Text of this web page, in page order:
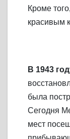
Кроме
красивым
В 1943
была
Сегодня
мест